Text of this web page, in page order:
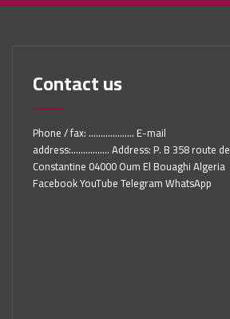
Contact us
Phone / fax: ................... E-mail
address:................ Address: P. B 358 route de
Constantine 04000 Oum El Bouaghi Algeria
Facebook YouTube Telegram WhatsApp